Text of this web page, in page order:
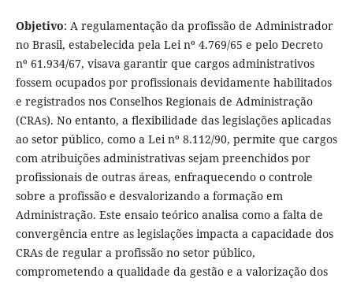
Objetivo: A regulamentação da profissão de Administrador
no Brasil, estabelecida pela Lei nº 4.769/65 e pelo Decreto
nº 61.934/67, visava garantir que cargos administrativos
fossem ocupados por profissionais devidamente habilitados
e registrados nos Conselhos Regionais de Administração
(CRAs). No entanto, a flexibilidade das legislações aplicadas
ao setor público, como a Lei nº 8.112/90, permite que cargos
com atribuições administrativas sejam preenchidos por
profissionais de outras áreas, enfraquecendo o controle
sobre a profissão e desvalorizando a formação em
Administração. Este ensaio teórico analisa como a falta de
convergência entre as legislações impacta a capacidade dos
CRAs de regular a profissão no setor público,
comprometendo a qualidade da gestão e a valorização dos